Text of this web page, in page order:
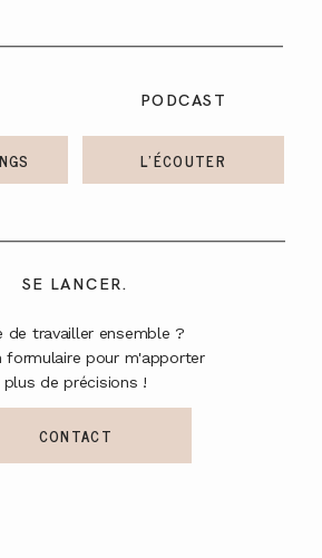
SE LANCER.
de travailler ensemble ?
formulaire pour m'apporter
plus de précisions !
PODCAST
L'ÉCOUTER
CONTACT